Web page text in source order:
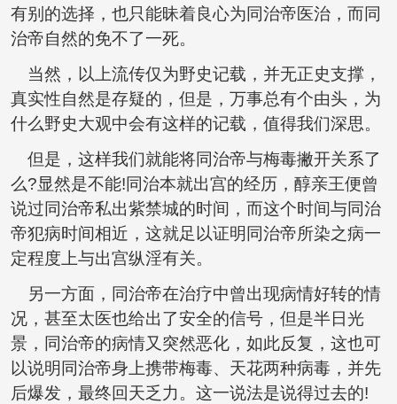
有别的选择，也只能昧着良心为同治帝医治，而同
治帝自然的免不了一死。
当然，以上流传仅为野史记载，并无正史支撑，
真实性自然是存疑的，但是，万事总有个由头，为
什么野史大观中会有这样的记载，值得我们深思。
但是，这样我们就能将同治帝与梅毒撇开关系了
么?显然是不能!同治本就出宫的经历，醇亲王便曾
说过同治帝私出紫禁城的时间，而这个时间与同治
帝犯病时间相近，这就足以证明同治帝所染之病一
定程度上与出宫纵淫有关。
另一方面，同治帝在治疗中曾出现病情好转的情
况，甚至太医也给出了安全的信号，但是半日光
景，同治帝的病情又突然恶化，如此反复，这也可
以说明同治帝身上携带梅毒、天花两种病毒，并先
后爆发，最终回天乏力。这一说法是说得过去的!